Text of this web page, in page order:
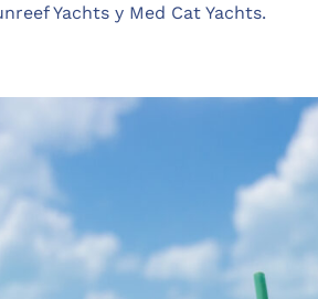
Yachts y Med Cat Yachts.